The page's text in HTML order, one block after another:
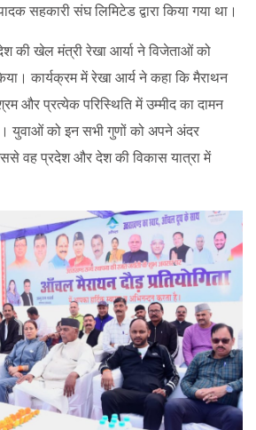
सहकारी संघ लिमिटेड द्वारा किया गया था।
की खेल मंत्री रेखा आर्या ने विजेताओं को
कार्यक्रम में रेखा आर्य ने कहा कि मैराथन
और प्रत्येक परिस्थिति में उम्मीद का दामन
युवाओं को इन सभी गुणों को अपने अंदर
वह प्रदेश और देश की विकास यात्रा में